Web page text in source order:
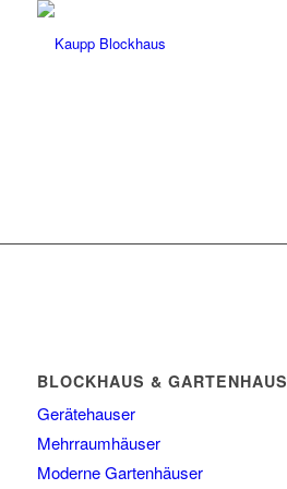
BLOCKHAUS & GARTENHAUS
Gerätehauser
Mehrraumhäuser
Moderne Gartenhäuser